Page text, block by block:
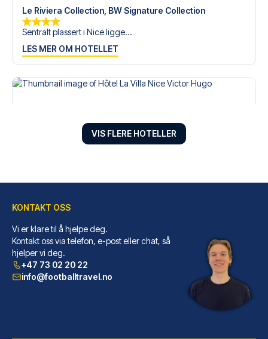
Le Riviera Collection, BW Signature Collection
Sentralt plassert i Nice ligge...
LES MER OM HOTELLET
Hôtel La Villa Nice Victor Hugo
Velger du Hôtel La Villa Nice ...
LES MER OM HOTELLET
VIS FLERE HOTELLER
KONTAKT OSS
Vi er klare til å hjelpe deg.
Kontakt oss via telefon, e-post eller chat, så
hjelper vi deg.
+47 73 02 20 22
info@footballtravel.no